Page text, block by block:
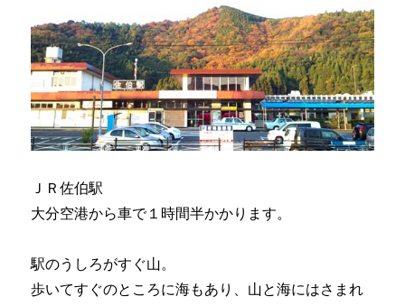
ＪＲ佐伯駅
大分空港から車で１時間半かかります。
駅のうしろがすぐ山。
歩いてすぐのところに海もあり、山と海にはさまれ